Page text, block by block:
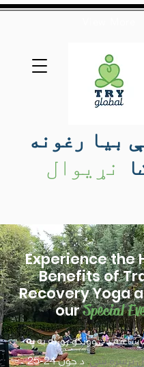
بیا رغونه
نړیوال
Experience the
Benefits of
Recovery Yoga
ourSpecial
په
ترسره شيد جون 24-25